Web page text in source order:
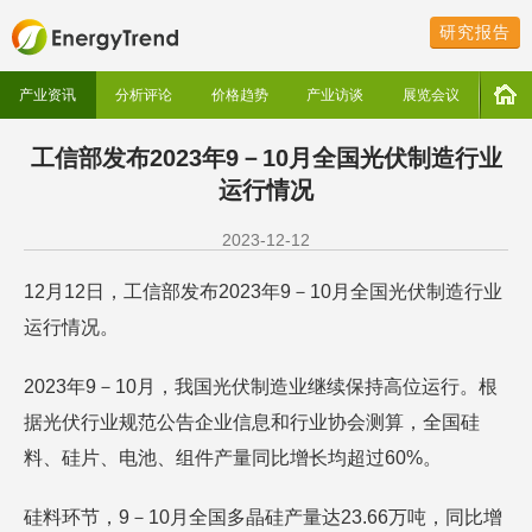
研究报告
产业资讯 分析评论 价格趋势 产业访谈 展览会议
工信部发布2023年9－10月全国光伏制造行业
运行情况
2023-12-12
12月12日，工信部发布2023年9－10月全国光伏制造行业
运行情况。
2023年9－10月，我国光伏制造业继续保持高位运行。根
据光伏行业规范公告企业信息和行业协会测算，全国硅
料、硅片、电池、组件产量同比增长均超过60%。
硅料环节，9－10月全国多晶硅产量达23.66万吨，同比增